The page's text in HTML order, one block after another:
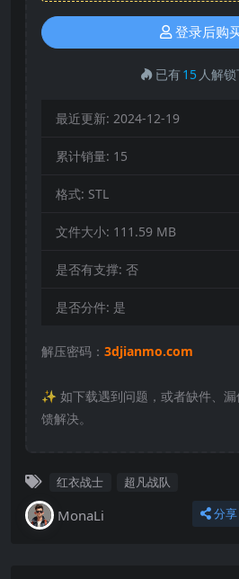
登录后购
已有15 人解
最近更新: 2024-12-19
累计销量: 15
格式: STL
文件大小: 111.59 MB
是否有支撑: 否
是否分件: 是
解压密码： 3djianmo.com
✨️ 如下载遇到问题，或者缺件、
馈解决。
红衣战士 超凡战队
MonaLi 分享